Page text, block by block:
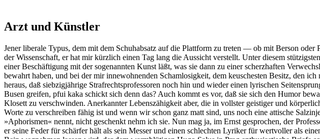
Arzt und Künstler
Jener liberale Typus, dem mit dem Schuhabsatz auf die Plattform zu treten — ob mit Berson
der Wissenschaft, er hat mir kürzlich einen Tag lang die Aussicht verstellt. Unter diesem
einer Beschäftigung mit der sogenannten Kunst läßt, was sie dann zu einer scherzhaften
bewahrt haben, und bei der mir innewohnenden Schamlosigkeit, dem keuschesten Besitz, den
heraus, daß siebzigjährige Strafrechtsprofessoren noch hin und wieder einen lyrischen
Busen greifen, pfui kaka schickt sich denn das? Auch kommt es vor, daß sie sich den Humor
Klosett zu verschwinden. Anerkannter Lebenszähigkeit aber, die in vollster geistiger und
Worte zu verschreiben fähig ist und wenn wir schon ganz matt sind, uns noch eine attische
»Aphorismen« nennt, nicht geschenkt nehm ich sie. Nun mag ja, im Ernst gesprochen, der
er seine Feder für schärfer hält als sein Messer und einen schlechten Lyriker für wertvoller als